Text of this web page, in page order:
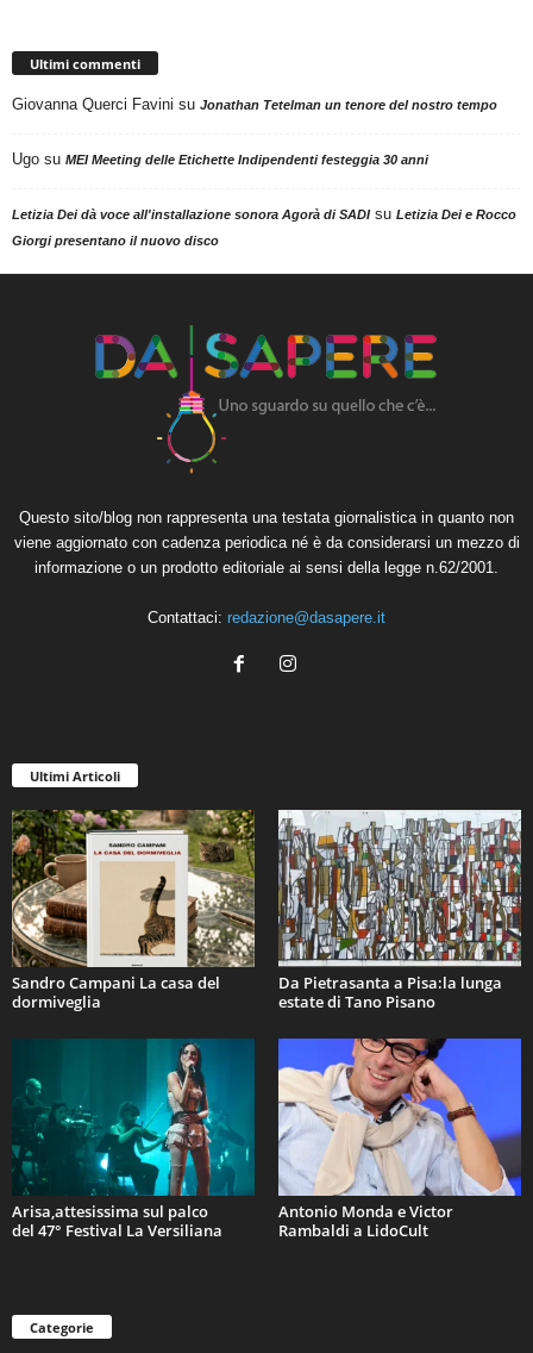
Ultimi commenti
Giovanna Querci Favini su Jonathan Tetelman un tenore del nostro tempo
Ugo su MEI Meeting delle Etichette Indipendenti festeggia 30 anni
Letizia Dei dà voce all'installazione sonora Agorà di SADIsu Letizia Dei e Rocco
Giorgi presentano il nuovo disco
Questo sito/blog non rappresenta una testata giornalistica in quanto non
viene aggiornato con cadenza periodica né è da considerarsi un mezzo di
informazione o un prodotto editoriale ai sensi della legge n.62/2001.
Contattaci: redazione@dasapere.it
Ultimi Articoli
Sandro Campani La casa del
dormiveglia
Da Pietrasanta a Pisa:la lunga
estate di Tano Pisano
Arisa,attesissima sul palco
del 47° Festival La Versiliana
Antonio Monda e Victor
Rambaldi a LidoCult
Categorie